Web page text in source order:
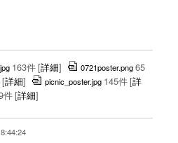
163件[詳細] 0721poster.png65
[詳細] picnic_poster.jpg 145件[詳
件[詳細]